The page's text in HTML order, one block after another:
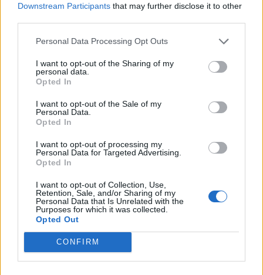
Downstream Participants that may further disclose it to other
Personal Data Processing Opt Outs
I want to opt-out of the Sharing of my
personal data.
Opted In
I want to opt-out of the Sale of my
Personal Data.
Opted In
I want to opt-out of processing my
Personal Data for Targeted Advertising.
Opted In
I want to opt-out of Collection, Use,
Retention, Sale, and/or Sharing of my
Personal Data that Is Unrelated with the
Purposes for which it was collected.
Opted Out
CONFIRM
San Domenico Palace Taormina presenta il nuovo
Summer Book Club tra letteratura e ospitalità